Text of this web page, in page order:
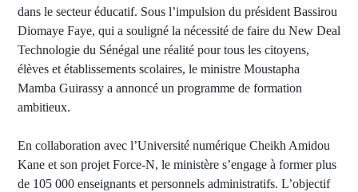
dans le secteur éducatif. Sous l’impulsion du président Bassirou
Diomaye Faye, qui a souligné la nécessité de faire du New Deal
Technologie du Sénégal une réalité pour tous les citoyens,
élèves et établissements scolaires, le ministre Moustapha
Mamba Guirassy a annoncé un programme de formation
ambitieux.
En collaboration avec l’Université numérique Cheikh Amidou
Kane et son projet Force-N, le ministère s’engage à former plus
de 105 000 enseignants et personnels administratifs. L’objectif